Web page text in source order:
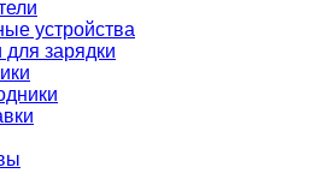
устройства
для зарядки